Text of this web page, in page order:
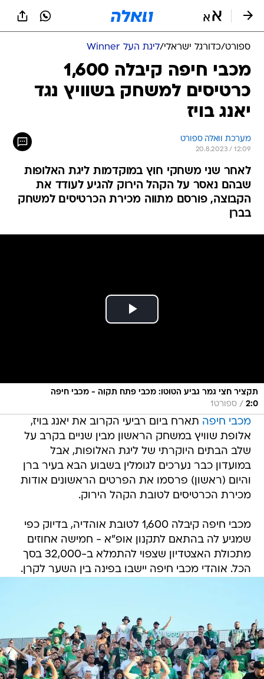
ספורט/כדורגל ישראלי/ליגת העל Winner
מכבי חיפה קיבלה 1,600
כרטיסים למשחק בשוויץ נגד
יאנג בויז
מערכת וואלה ספורט
20.8.2023 / 12:09
לאחר שני משחקי חוץ במוקדמות ליגת האלופות
שבהם נאסר על הקהל הירוק להגיע לעודד את
הקבוצה, פורסם מתווה מכירת הכרטיסים למשחק
בברן
תקציר חצי גמר גביע הטוטו: מכבי פתח תקוה - מכבי חיפה
2:0
/ ספורט1
מכבי חיפה תארח ביום רביעי הקרוב את יאנג בויז,
אלופת שוויץ במשחק הראשון מבין שניים בקרב על
שלב הבתים היוקרתי של ליגת האלופות, אבל
במועדון כבר נערכים לגומלין בשבוע הבא בעיר ברן
והיום (ראשון) פרסמו את הפרטים הראשונים אודות
מכירת הכרטיסים לטובת הקהל הירוק.
מכבי חיפה קיבלה 1,600 לטובת אוהדיה, בדיוק כפי
שמגיע לה בהתאם לתקנון אופ"א - חמישה אחוזים
מתכולת האצטדיון שצפוי להתמלא ב-32,000 בסך
הכל. אוהדי מכבי חיפה יישבו בפינה בין השער לקרן.